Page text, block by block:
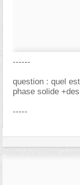
------
question : quel
phase solide
-----